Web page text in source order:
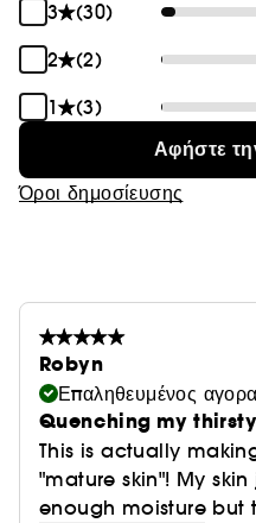
επίπεδα παραγωγής
χαλάρωση εκ των έσω,
αποτελεσματικά τους
3. Η τεχνολογία
ενεργών συστατικών,
αποτελέσματα.
ΑΜΕΣΑ ΚΑΙ ΟΡΑΤΑ
ΔΙΑΡΚΟΥΝ
Η επιδερμίδα φαίνεται
με ένα αποτέλεσμα υγιούς
Μετά από 1 εβδομάδα
3
(30)
2
(2)
1
(3)
Αφήστε
Όροι δημοσίευσης
Robyn
Επαληθευμένος
Quenching my
This is actually
"mature skin"! My
enough moisture but